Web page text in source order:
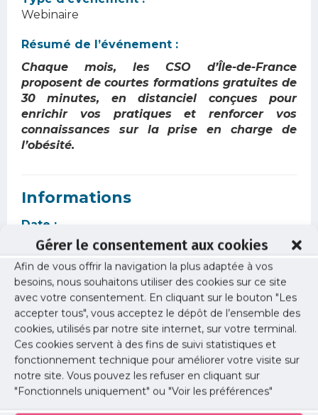
Gérer le consentement aux cookies
Afin de vous offrir la navigation la plus adaptée à vos
besoins, nous souhaitons utiliser des cookies sur ce site
avec votre consentement. En cliquant sur le bouton "Les
accepter tous", vous acceptez le dépôt de l’ensemble des
cookies, utilisés par notre site internet, sur votre terminal.
Ces cookies servent à des fins de suivi statistiques et
fonctionnement technique pour améliorer votre visite sur
notre site. Vous pouvez les refuser en cliquant sur
"Fonctionnels uniquement" ou "Voir les préférences"
Webinaire
Résumé de l’événement :
Chaque mois, les CSO d’Île-de-France
proposent de courtes formations gratuites de
30 minutes, en distanciel conçues pour
enrichir vos pratiques et renforcer vos
connaissances sur la prise en charge de
l’obésité.
Informations
Date :
mardi 24 juin 2025
Horaire :
19h00
Lieu :
Visioconférence
Lien d'inscription :
https://docs.google.com/forms/d/
wvaKE_h4oM6IQkU/viewform?
edit_requested=true